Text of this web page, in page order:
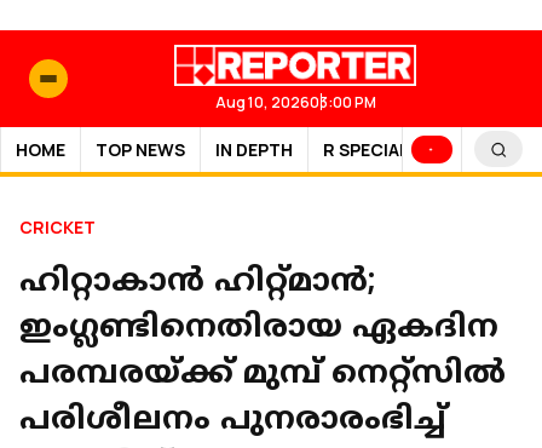
Aug 10, 202603:00 PM
HOME TOP NEWS IN DEPTH R SPECIAL SPORTS
CRICKET
ഹിറ്റാകാന്‍ ഹിറ്റ്മാന്‍;
ഇംഗ്ലണ്ടിനെതിരായ ഏകദിന
പരമ്പരയ്ക്ക് മുമ്പ് നെറ്റ്‌സില്‍
പരിശീലനം പുനരാരംഭിച്ച്